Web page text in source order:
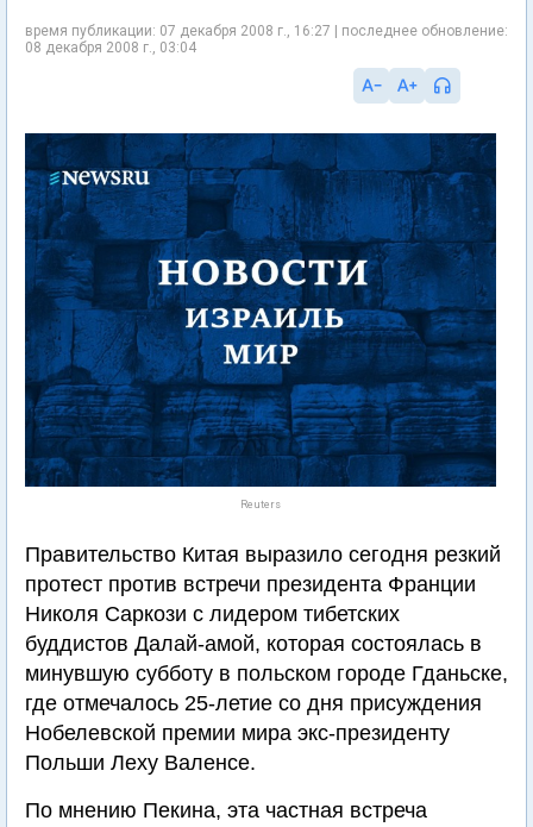
время публикации: 07 декабря 2008 г., 16:27 | последнее обновление:
08 декабря 2008 г., 03:04
Reuters
Правительство Китая выразило сегодня резкий
протест против встречи президента Франции
Николя Саркози с лидером тибетских
буддистов Далай-амой, которая состоялась в
минувшую субботу в польском городе Гданьске,
где отмечалось 25-летие со дня присуждения
Нобелевской премии мира экс-президенту
Польши Леху Валенсе.
По мнению Пекина, эта частная встреча